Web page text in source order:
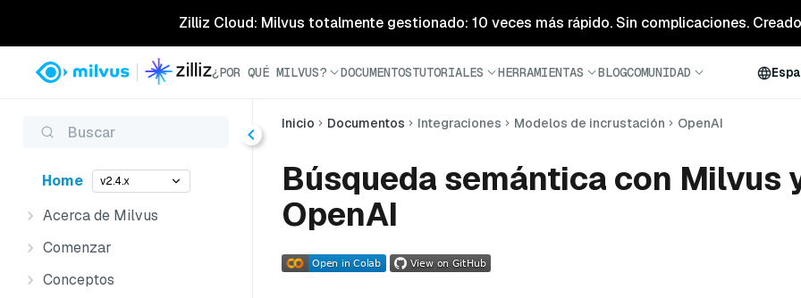
Zilliz Cloud: Milvus totalmente gestionado: 10 veces más rápido. Sin complicaciones. Creado
¿POR QUÉ MILVUS? DOCUMENTOSTUTORIALES HERRAMIENTAS BLOGCOMUNIDAD
Buscar
Home v2.4.x
Acerca de Milvus
Comenzar
Conceptos
Inicio Documentos Integraciones Modelos de incrustación OpenAI
Búsqueda semántica con Milvus
OpenAI